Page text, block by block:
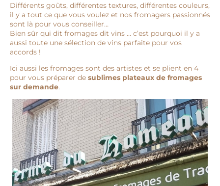
Différents goûts, différentes textures, différentes couleurs,
il y a tout ce que vous voulez et nos fromagers passionnés
sont là pour vous conseiller…
Bien sûr qui dit fromages dit vins … c’est pourquoi il y a
aussi toute une sélection de vins parfaite pour vos
accords !
Ici aussi les fromages sont des artistes et se plient en 4
pour vous préparer de sublimes plateaux de fromages
sur demande.